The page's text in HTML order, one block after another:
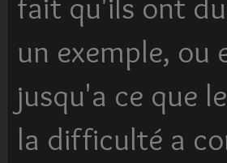
fait qu'ils ont
un exemple,
jusqu'a ce que
la difficulté a